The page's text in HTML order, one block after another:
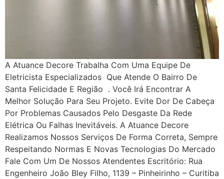
A Atuance Decore Trabalha Com Uma Equipe De
Eletricista Especializados Que Atende O Bairro De
Santa Felicidade E Região . Você Irá Encontrar A
Melhor Solução Para Seu Projeto. Evite Dor De Cabeça
Por Problemas Causados Pelo Desgaste Da Rede
Elétrica Ou Falhas Inevitáveis. A Atuance Decore
Realizamos Nossos Serviços De Forma Correta, Sempre
Respeitando Normas E Novas Tecnologias Do Mercado
Fale Com Um De Nossos Atendentes Escritório: Rua
Engenheiro João Bley Filho, 1139 – Pinheirinho – Curitiba